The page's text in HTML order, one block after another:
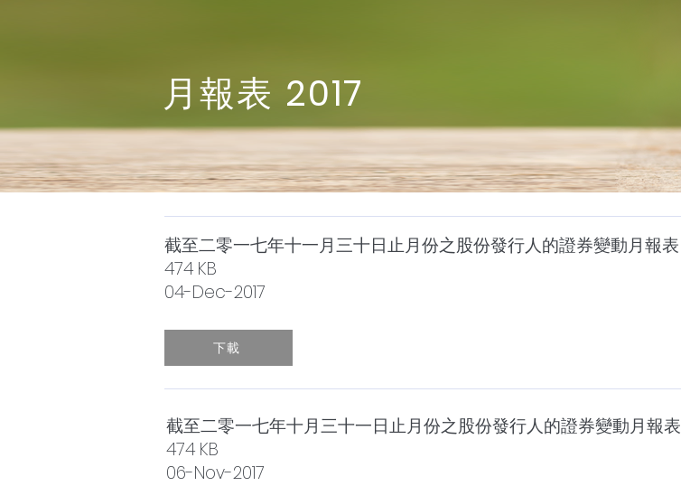
月報表 2017
截至二零一七年十一月三十日止月份之股份發行人的證券變動月報表
474 KB
04-Dec-2017
下載
截至二零一七年十月三十一日止月份之股份發行人的證券變動月報表
474 KB
06-Nov-2017